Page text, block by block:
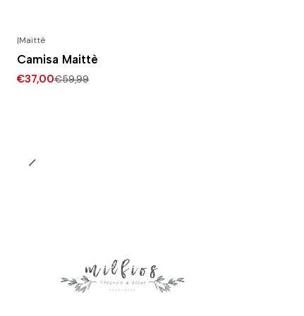
|Maïttè
Camisa Maittè
€37,00€59,99